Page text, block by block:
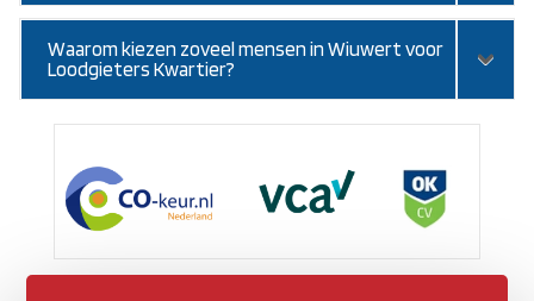
Waarom kiezen zoveel mensen in Wiuwert voor
Loodgieters Kwartier?